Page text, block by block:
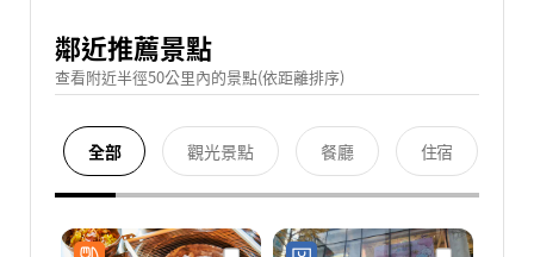
鄰近推薦景點
查看附近半徑50公里內的景點(依距離排序)
全部 觀光景點 餐廳 住宿